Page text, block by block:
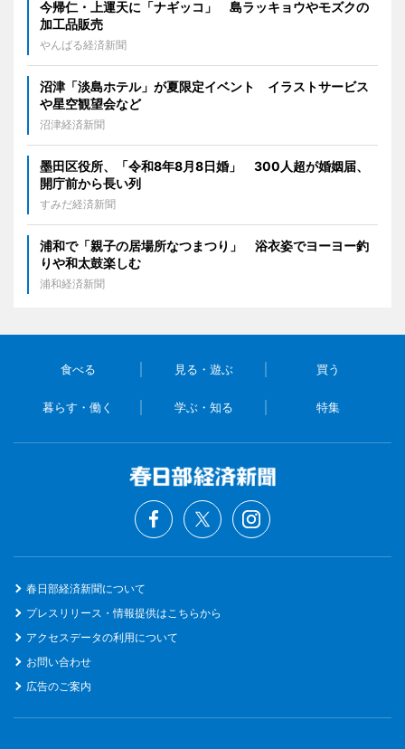
今帰仁・上運天に「ナギッコ」 島ラッキョウやモズクの
加工品販売
やんばる経済新聞
沼津「淡島ホテル」が夏限定イベント イラストサービス
や星空観望会など
沼津経済新聞
墨田区役所、「令和8年8月8日婚」 300人超が婚姻届、
開庁前から長い列
すみだ経済新聞
浦和で「親子の居場所なつまつり」 浴衣姿でヨーヨー釣
りや和太鼓楽しむ
浦和経済新聞
食べる 見る・遊ぶ 買う
暮らす・働く 学ぶ・知る 特集
春日部経済新聞について
プレスリリース・情報提供はこちらから
アクセスデータの利用について
お問い合わせ
広告のご案内